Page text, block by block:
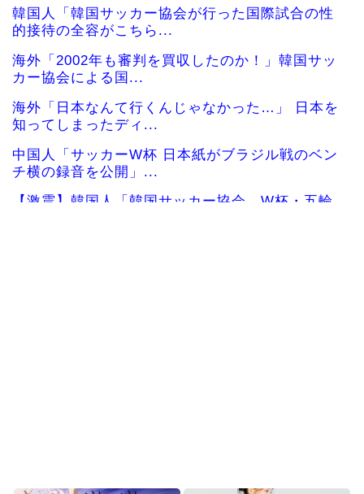
韓国人「韓国サッカー協会が行った国際試合の性
的接待の全容がこちら...
海外「2002年も審判を買収したのか！」韓国サッ
カー協会による国...
海外「日本なんて行くんじゃなかった…」 日本を
知ってしまったディ...
中国人「サッカーW杯 日本紙がブラジル戦のベン
チ横の録音を公開」...
【激震】韓国人「韓国サッカー協会、W杯・五輪